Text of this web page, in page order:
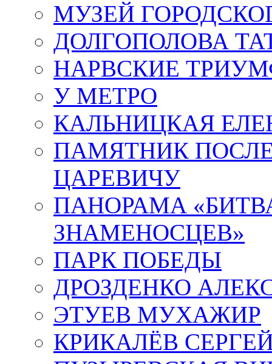
МУЗЕЙ
ДОЛГОПОЛОВА
НАРВСКИЕ
У МЕТРО
КАЛЬНИЦКАЯ
ПАМЯТНИК
ЦАРЕВИЧУ
ПАНОРАМА
ЗНАМЕНОСЦЕВ»
ПАРК ПОБЕДЫ
ДРОЗДЕНКО
ЭТУЕВ МУХАЖИР
КРИКАЛЁВ